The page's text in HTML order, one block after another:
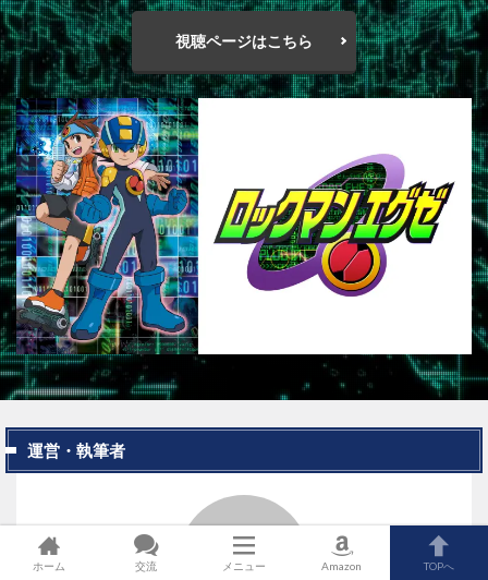
視聴ページはこちら
運営・執筆者
ホーム 交流 メニュー Amazon TOPへ